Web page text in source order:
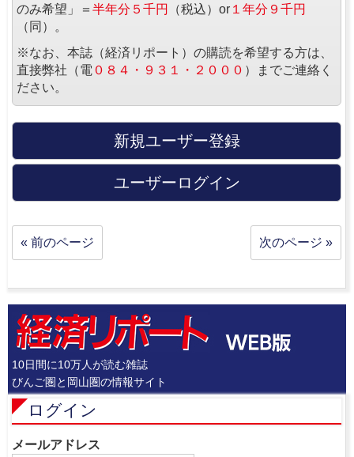
のみ希望」＝ 半年分５千円 （税込）or １年分９千円
（同）。
※なお、本誌（経済リポート）の購読を希望する方は、
直接弊社（電 ０８４・９３１・２０００ ）までご連絡く
ださい。
新規ユーザー登録
ユーザーログイン
« 前のページ 次のページ »
10日間に10万人が読む雑誌
びんご圏と岡山圏の情報サイト
ログイン
メールアドレス